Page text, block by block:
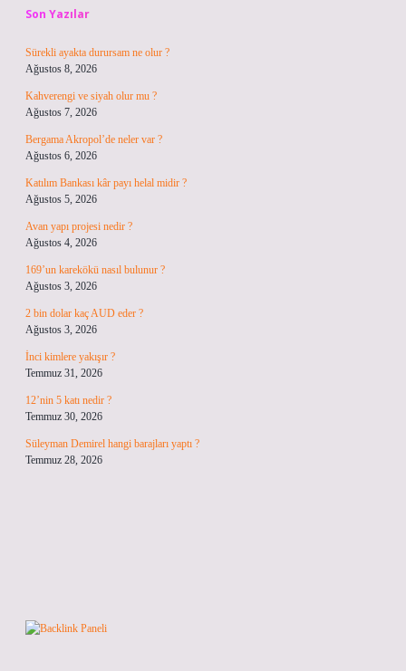
Son Yazılar
Sürekli ayakta durursam ne olur ?
Ağustos 8, 2026
Kahverengi ve siyah olur mu ?
Ağustos 7, 2026
Bergama Akropol’de neler var ?
Ağustos 6, 2026
Katılım Bankası kâr payı helal midir ?
Ağustos 5, 2026
Avan yapı projesi nedir ?
Ağustos 4, 2026
169’un karekökü nasıl bulunur ?
Ağustos 3, 2026
2 bin dolar kaç AUD eder ?
Ağustos 3, 2026
İnci kimlere yakışır ?
Temmuz 31, 2026
12’nin 5 katı nedir ?
Temmuz 30, 2026
Süleyman Demirel hangi barajları yaptı ?
Temmuz 28, 2026